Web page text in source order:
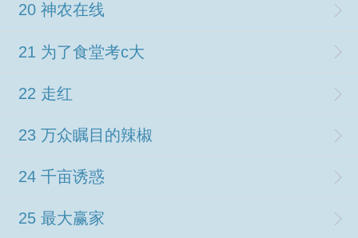
20 神农在线
21 为了食堂考c大
22 走红
23 万众瞩目的辣椒
24 千亩诱惑
25 最大赢家